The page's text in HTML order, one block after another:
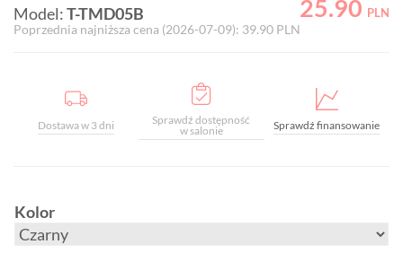
Model:T-TMD05B 25.90 PLN
Poprzednia najniższa cena (2026-07-09): 39.90 PLN
Dostawa w 3 dni
Sprawdź dostępność
w salonie
Sprawdź finansowanie
Kolor